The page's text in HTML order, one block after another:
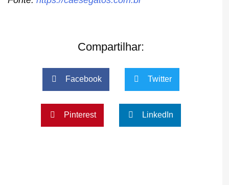
Compartilhar:
Facebook Twitter
Pinterest LinkedIn